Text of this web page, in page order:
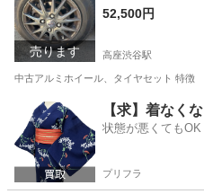
売ります
52,500円
高座渋谷駅
中古アルミホイール、タイヤセット 特
神奈川 高座渋谷駅
【求】着なく
状態が悪くても
プリフラ